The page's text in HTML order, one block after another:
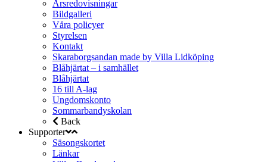
Årsredovisningar
Bildgalleri
Våra policyer
Styrelsen
Kontakt
Skaraborgsandan made by Villa Lidköping
Blåhjärtat – i samhället
Blåhjärtat
16 till A-lag
Ungdomskonto
Sommarbandyskolan
Back
Supporter
Säsongskortet
Länkar